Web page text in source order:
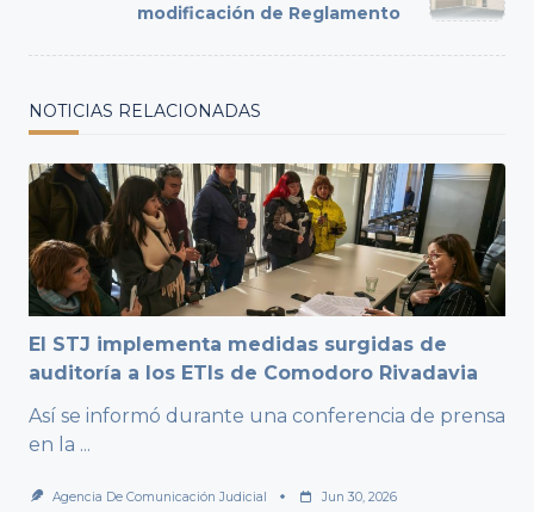
modificación de Reglamento
NOTICIAS RELACIONADAS
El STJ implementa medidas surgidas de
auditoría a los ETIs de Comodoro Rivadavia
Así se informó durante una conferencia de prensa
en la ...
Agencia De Comunicación Judicial Jun 30, 2026